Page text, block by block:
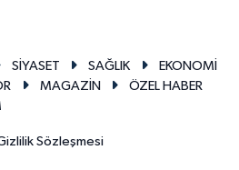
SİYASET SAĞLIK
EKONOMİ
MAGAZİN
ÖZEL HABER
Sözleşmesi